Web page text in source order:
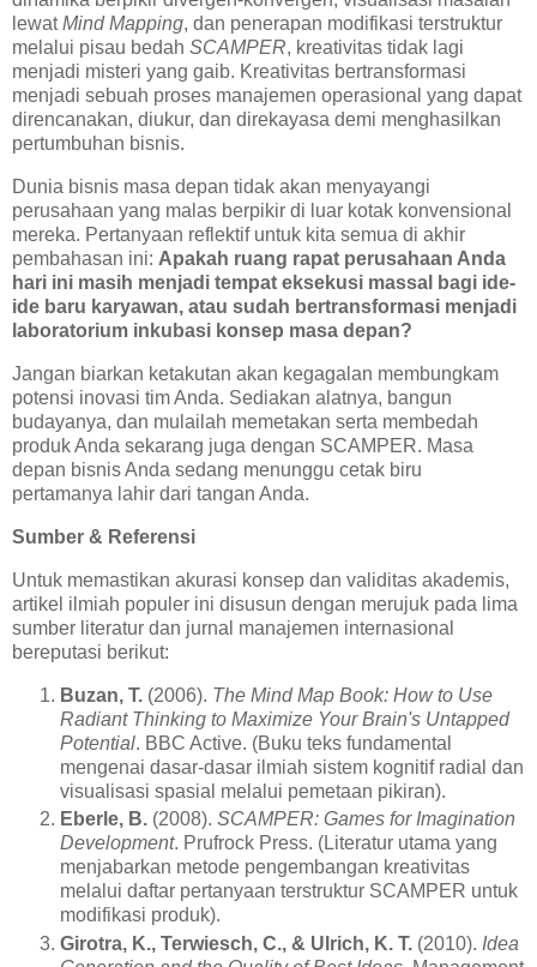
lewatMind Mapping, dan penerapan modifikasi terstruktur
melalui pisau bedah SCAMPER, kreativitas tidak lagi
menjadi misteri yang gaib. Kreativitas bertransformasi
menjadi sebuah proses manajemen operasional yang dapat
direncanakan, diukur, dan direkayasa demi menghasilkan
pertumbuhan bisnis.
Dunia bisnis masa depan tidak akan menyayangi
perusahaan yang malas berpikir di luar kotak konvensional
mereka. Pertanyaan reflektif untuk kita semua di akhir
pembahasan ini: Apakah ruang rapat perusahaan Anda
hari ini masih menjadi tempat eksekusi massal bagi ide-
ide baru karyawan, atau sudah bertransformasi menjadi
laboratorium inkubasi konsep masa depan?
Jangan biarkan ketakutan akan kegagalan membungkam
potensi inovasi tim Anda. Sediakan alatnya, bangun
budayanya, dan mulailah memetakan serta membedah
produk Anda sekarang juga dengan SCAMPER. Masa
depan bisnis Anda sedang menunggu cetak biru
pertamanya lahir dari tangan Anda.
Sumber & Referensi
Untuk memastikan akurasi konsep dan validitas akademis,
artikel ilmiah populer ini disusun dengan merujuk pada lima
sumber literatur dan jurnal manajemen internasional
bereputasi berikut:
Buzan, T. (2006). The Mind Map Book: How to Use
Radiant Thinking to Maximize Your Brain's Untapped
Potential. BBC Active. (Buku teks fundamental
mengenai dasar-dasar ilmiah sistem kognitif radial dan
visualisasi spasial melalui pemetaan pikiran).
Eberle, B. (2008). SCAMPER: Games for Imagination
Development. Prufrock Press. (Literatur utama yang
menjabarkan metode pengembangan kreativitas
melalui daftar pertanyaan terstruktur SCAMPER untuk
modifikasi produk).
Girotra, K., Terwiesch, C., & Ulrich, K. T. (2010). Idea